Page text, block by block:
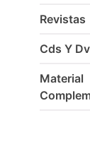
Revistas
Cds Y
Material